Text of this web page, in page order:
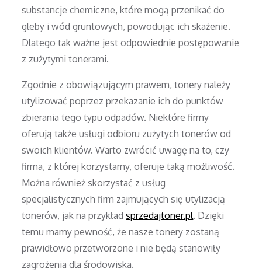
substancje chemiczne, które mogą przenikać do
gleby i wód gruntowych, powodując ich skażenie.
Dlatego tak ważne jest odpowiednie postępowanie
z zużytymi tonerami.
Zgodnie z obowiązującym prawem, tonery należy
utylizować poprzez przekazanie ich do punktów
zbierania tego typu odpadów. Niektóre firmy
oferują także usługi odbioru zużytych tonerów od
swoich klientów. Warto zwrócić uwagę na to, czy
firma, z której korzystamy, oferuje taką możliwość.
Można również skorzystać z usług
specjalistycznych firm zajmujących się utylizacją
tonerów, jak na przykładsprzedajtoner.pl. Dzięki
temu mamy pewność, że nasze tonery zostaną
prawidłowo przetworzone i nie będą stanowiły
zagrożenia dla środowiska.